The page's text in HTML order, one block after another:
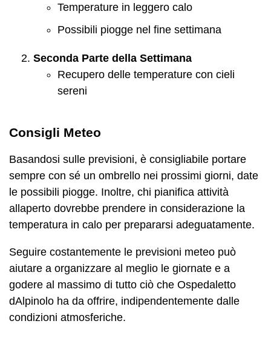
Temperature in leggero calo
Possibili piogge nel fine settimana
Seconda Parte della Settimana
Recupero delle temperature con cieli
sereni
Consigli Meteo
Basandosi sulle previsioni, è consigliabile portare
sempre con sé un ombrello nei prossimi giorni, date
le possibili piogge. Inoltre, chi pianifica attività
allaperto dovrebbe prendere in considerazione la
temperatura in calo per prepararsi adeguatamente.
Seguire costantemente le previsioni meteo può
aiutare a organizzare al meglio le giornate e a
godere al massimo di tutto ciò che Ospedaletto
dAlpinolo ha da offrire, indipendentemente dalle
condizioni atmosferiche.